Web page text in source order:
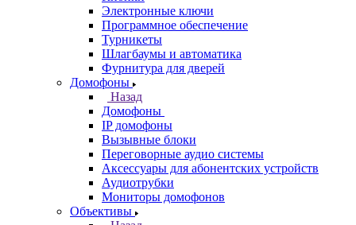
Электронные ключи
Программное обеспечение
Турникеты
Шлагбаумы и автоматика
Фурнитура для дверей
Домофоны
Назад
Домофоны
IP домофоны
Вызывные блоки
Переговорные аудио системы
Аксессуары для абонентских устройств
Аудиотрубки
Мониторы домофонов
Объективы